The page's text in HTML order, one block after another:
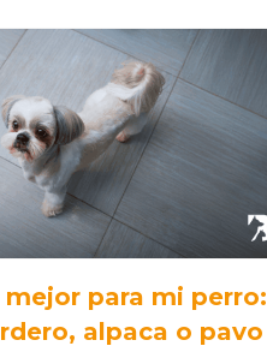
mejor para mi perro:
alpaca o pavo